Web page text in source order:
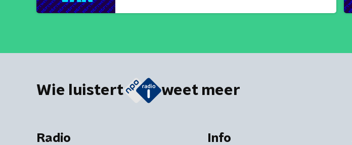
Wie luistert weet meer
Radio Info